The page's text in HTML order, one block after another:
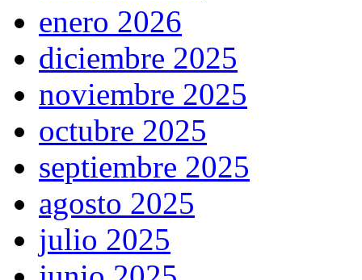
enero 2026
diciembre 2025
noviembre 2025
octubre 2025
septiembre 2025
agosto 2025
julio 2025